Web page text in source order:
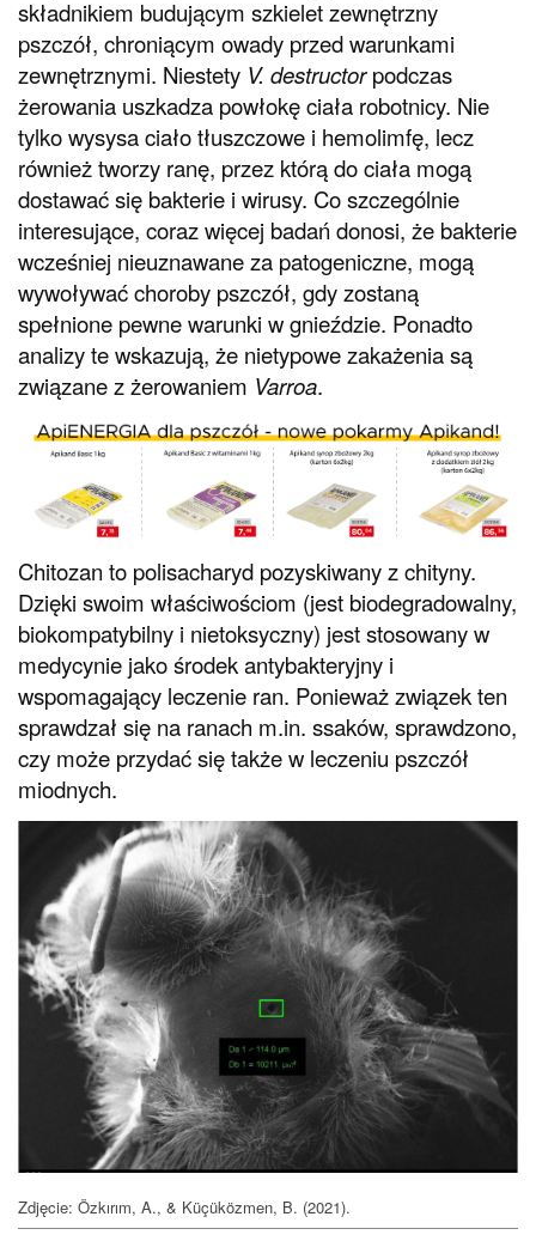
składnikiem budującym szkielet zewnętrzny
pszczół, chroniącym owady przed warunkami
zewnętrznymi. Niestety V. destructorpodczas
żerowania uszkadza powłokę ciała robotnicy. Nie
tylko wysysa ciało tłuszczowe i hemolimfę, lecz
również tworzy ranę, przez którą do ciała mogą
dostawać się bakterie i wirusy. Co szczególnie
interesujące, coraz więcej badań donosi, że bakterie
wcześniej nieuznawane za patogeniczne, mogą
wywoływać choroby pszczół, gdy zostaną
spełnione pewne warunki w gnieździe. Ponadto
analizy te wskazują, że nietypowe zakażenia są
związane z żerowaniem Varroa.
Chitozan to polisacharyd pozyskiwany z chityny.
Dzięki swoim właściwościom (jest biodegradowalny,
biokompatybilny i nietoksyczny) jest stosowany w
medycynie jako środek antybakteryjny i
wspomagający leczenie ran. Ponieważ związek ten
sprawdzał się na ranach m.in. ssaków, sprawdzono,
czy może przydać się także w leczeniu pszczół
miodnych.
Zdjęcie: Özkırım, A., & Küçüközmen, B. (2021).